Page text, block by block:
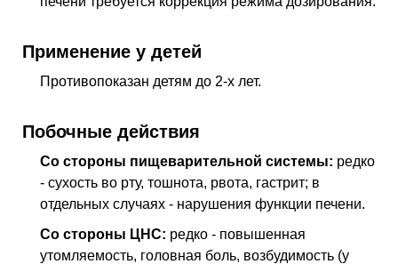
Применение у детей
Противопоказан детям до 2-х лет.
Побочные действия
Со стороны пищеварительной системы: редко
- сухость во рту, тошнота, рвота, гастрит; в
отдельных случаях - нарушения функции печени.
Со стороны ЦНС: редко - повышенная
утомляемость, головная боль, возбудимость (у